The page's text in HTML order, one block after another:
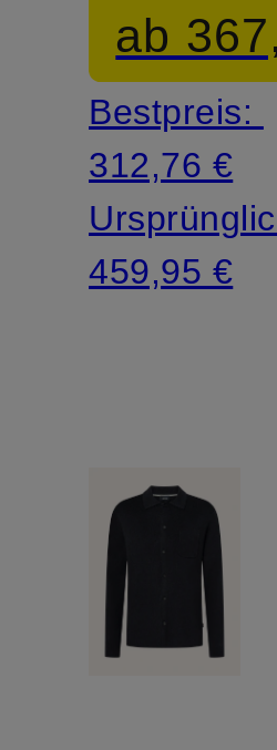
ab
Bestpreis:
312,76 €
459,95 €